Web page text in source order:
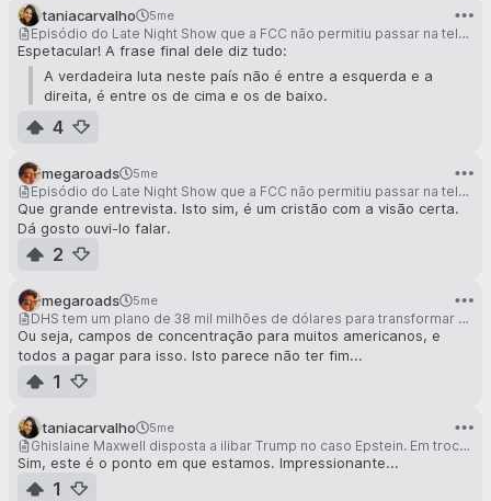
taniacarvalho 5me
Episódio do Late Night Show que a FCC não permitiu passar na televisão, com o deputado estadual do Texas, para falar sobre o estado desse estado e o os perigos do nacionalismo religioso
Espetacular! A frase final dele diz tudo:
A verdadeira luta neste país não é entre a esquerda e a
direita, é entre os de cima e os de baixo.
4
megaroads 5me
Episódio do Late Night Show que a FCC não permitiu passar na televisão, com o deputado estadual do Texas, para falar sobre o estado desse estado e o os perigos do nacionalismo religioso
Que grande entrevista. Isto sim, é um cristão com a visão certa.
Dá gosto ouvi-lo falar.
2
megaroads 5me
DHS tem um plano de 38 mil milhões de dólares para transformar os armazéns nos EUA em centros de detenção do ICE
Ou seja, campos de concentração para muitos americanos, e
todos a pagar para isso. Isto parece não ter fim...
1
taniacarvalho 5me
Ghislaine Maxwell disposta a ilibar Trump no caso Epstein. Em troca pede um perdão presidencial
Sim, este é o ponto em que estamos. Impressionante...
1